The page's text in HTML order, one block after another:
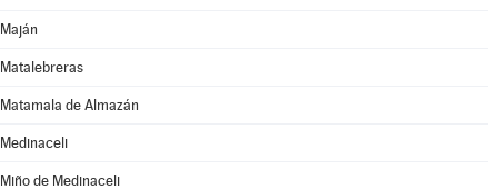
Maján
Matalebreras
Matamala de Almazán
Medinaceli
Miño de Medinaceli